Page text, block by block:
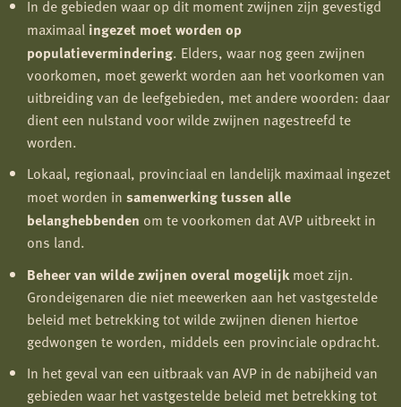
In de gebieden waar op dit moment zwijnen zijn gevestigd
maximaal ingezet moet worden op
populatievermindering. Elders, waar nog geen zwijnen
voorkomen, moet gewerkt worden aan het voorkomen van
uitbreiding van de leefgebieden, met andere woorden: daar
dient een nulstand voor wilde zwijnen nagestreefd te
worden.
Lokaal, regionaal, provinciaal en landelijk maximaal ingezet
moet worden in samenwerking tussen alle
belanghebbenden om te voorkomen dat AVP uitbreekt in
ons land.
Beheer van wilde zwijnen overal mogelijkmoet zijn.
Grondeigenaren die niet meewerken aan het vastgestelde
beleid met betrekking tot wilde zwijnen dienen hiertoe
gedwongen te worden, middels een provinciale opdracht.
In het geval van een uitbraak van AVP in de nabijheid van
gebieden waar het vastgestelde beleid met betrekking tot